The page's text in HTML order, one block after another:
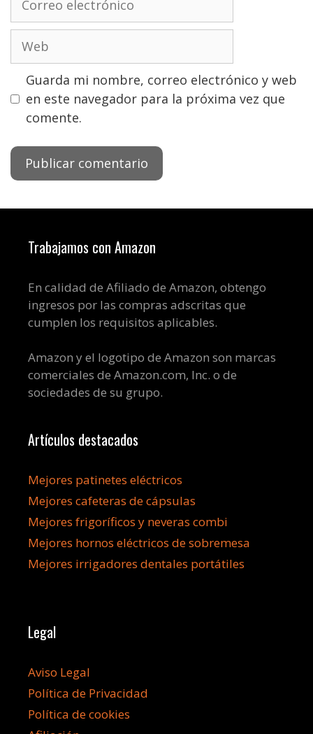
electrónico
Guarda mi nombre, correo electrónico y web
en este navegador para la próxima vez que
comente.
Trabajamos con Amazon
En calidad de Afiliado de Amazon, obtengo
ingresos por las compras adscritas que
cumplen los requisitos aplicables.
Amazon y el logotipo de Amazon son marcas
comerciales de Amazon.com, Inc. o de
sociedades de su grupo.
Artículos destacados
Mejores patinetes eléctricos
Mejores cafeteras de cápsulas
Mejores frigoríficos y neveras combi
Mejores hornos eléctricos de sobremesa
Mejores irrigadores dentales portátiles
Legal
Aviso Legal
Política de Privacidad
Política de cookies